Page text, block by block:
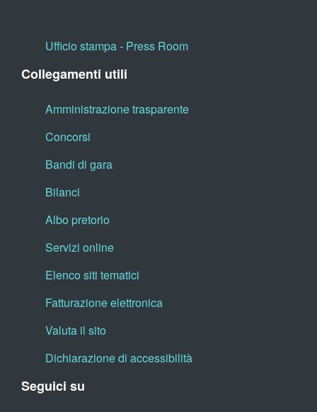
Ufficio stampa - Press Room
Collegamenti utili
Amministrazione trasparente
Concorsi
Bandi di gara
Bilanci
Albo pretorio
Servizi online
Elenco siti tematici
Fatturazione elettronica
Valuta il sito
Dichiarazione di accessibilità
Seguici su